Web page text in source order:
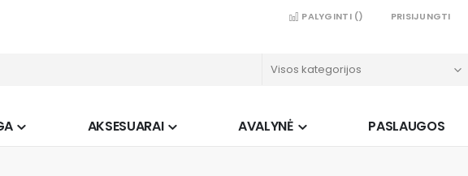
PALYGINTI () PRISIJUNGTI
AKSESUARAI AVALYNĖ PASLAUGOS